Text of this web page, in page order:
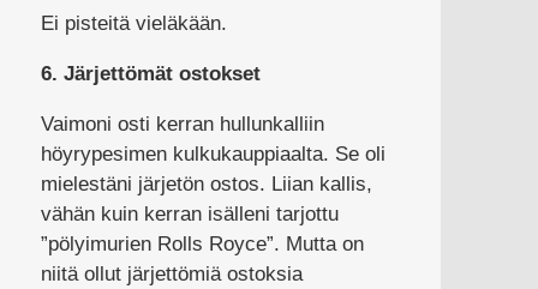
Ei pisteitä vieläkään.
6. Järjettömät ostokset
Vaimoni osti kerran hullunkalliin
höyrypesimen kulkukauppiaalta. Se oli
mielestäni järjetön ostos. Liian kallis,
vähän kuin kerran isälleni tarjottu
”pölyimurien Rolls Royce”. Mutta on
niitä ollut järjettömiä ostoksia